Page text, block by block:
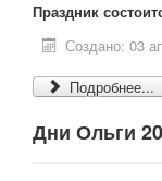
Праздник
Создано: 03
Подробнее...
Дни Ольги